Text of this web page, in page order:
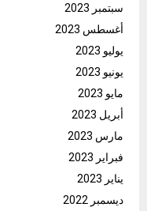
سبتمبر 2023
أغسطس 2023
يوليو 2023
يونيو 2023
مايو 2023
أبريل 2023
مارس 2023
فبراير 2023
يناير 2023
ديسمبر 2022